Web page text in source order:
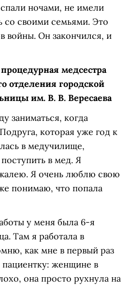
ночами, не имели
со своими семьями. Это
войны. Он закончился, и
медсестра
отделения городской
им. В. В. Вересаева
заниматься, когда
которая уже год к
в медучилище,
в мед. Я
Я очень люблю свою
понимаю, что попала
у меня была 6-я
Там я работала в
как мне в первый раз
женщине в
она просто рухнула на